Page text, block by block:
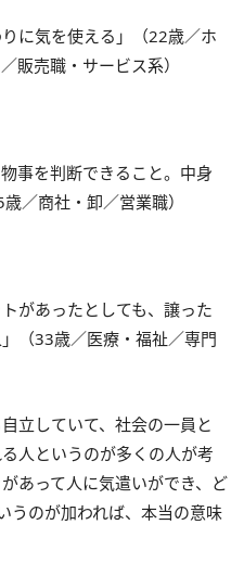
に気を使える」（22歳／ホ
販売職・サービス系）
事を判断できること。中身
／商社・卸／営業職）
があったとしても、譲った
（33歳／医療・福祉／専門
立していて、社会の一員と
人というのが多くの人が考
あって人に気遣いができ、ど
うのが加われば、本当の意味